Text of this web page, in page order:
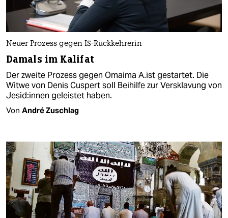
Neuer Prozess gegen IS-Rückkehrerin
Damals im Kalifat
Der zweite Prozess gegen Omaima A.ist gestartet. Die
Witwe von Denis Cuspert soll Beihilfe zur Versklavung von
Je­si­d:in­nen geleistet haben.
Von André Zuschlag